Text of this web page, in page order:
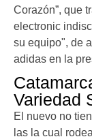
Corazón”, que
electronic
su equipo", de
adidas en la
Variedad
El nuevo no
las la cual